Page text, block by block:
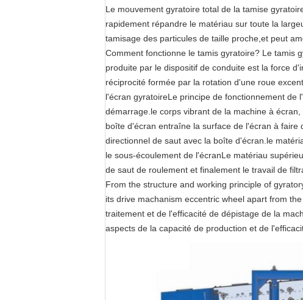
Le mouvement gyratoire total de la tamise
rapidement répandre le matériau sur toute la
tamisage des particules de taille proche,et peut
Comment fonctionne le tamis gyratoire? Le tamis
produite par le dispositif de conduite est la force
réciprocité formée par la rotation d'une roue
l'écran gyratoireLe principe de fonctionnement
démarrage.le corps vibrant de la machine à
boîte d'écran entraîne la surface de l'écran à
directionnel de saut avec la boîte d'écran.le
le sous-écoulement de l'écranLe matériau
de saut de roulement et finalement le travail de
From the structure and working principle of
its drive machanism eccentric wheel apart from
traitement et de l'efficacité de dépistage de la
aspects de la capacité de production et de